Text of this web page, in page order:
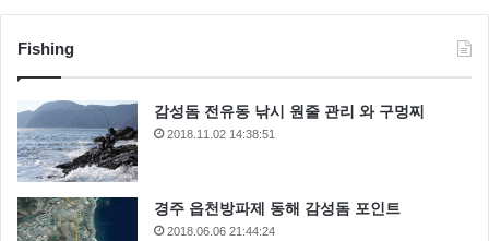
Fishing
감성돔 전유동 낚시 원줄 관리 와 구멍찌
2018.11.02 14:38:51
경주 읍천방파제 동해 감성돔 포인트
2018.06.06 21:44:24